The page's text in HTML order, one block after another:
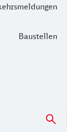
Baustellen